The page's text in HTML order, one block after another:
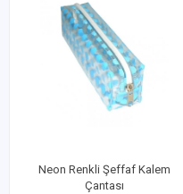
Neon Renkli Şeffaf Kalem
Çantası